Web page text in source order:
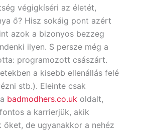
végigkíséri az életét,
ő? Hisz sokáig pont azért
azok a bizonyos bezzeg
ilyen. S persze még a
programozott császárt.
a kisebb ellenállás felé
stb.). Eleinte csak
badmodhers.co.uk oldalt,
a karrierjük, akik
de ugyanakkor a nehéz